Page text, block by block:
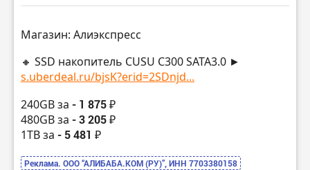
Магазин: Алиэкспресс
🔸 SSD накопитель CUSU C300 SATA3.0 ►
s.uberdeal.ru/bjsK?erid=2SDnjd...
240GB за - 1 875 ₽
480GB за - 3 205 ₽
1TB за - 5 481 ₽
Реклама. ООО “АЛИБАБА.КОМ (РУ)”, ИНН 7703380158